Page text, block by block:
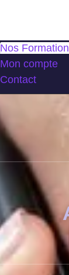
Nos
Mon compte
Contact